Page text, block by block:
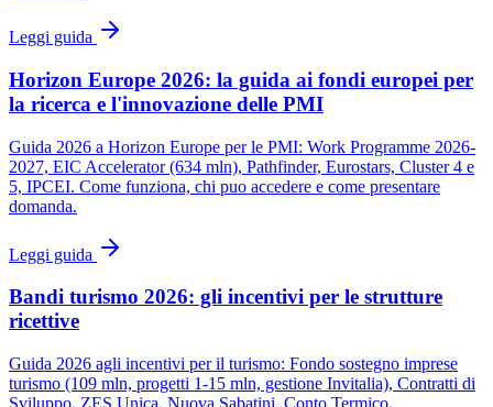
Leggi guida
Horizon Europe 2026: la guida ai fondi europei per
la ricerca e l'innovazione delle PMI
Guida 2026 a Horizon Europe per le PMI: Work Programme 2026-
2027, EIC Accelerator (634 mln), Pathfinder, Eurostars, Cluster 4 e
5, IPCEI. Come funziona, chi puo accedere e come presentare
domanda.
Leggi guida
Bandi turismo 2026: gli incentivi per le strutture
ricettive
Guida 2026 agli incentivi per il turismo: Fondo sostegno imprese
turismo (109 mln, progetti 1-15 mln, gestione Invitalia), Contratti di